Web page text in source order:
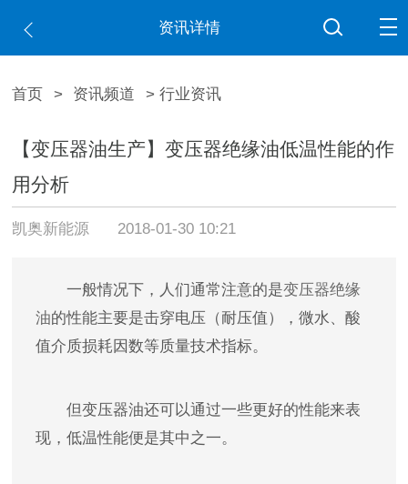
资讯详情
首页 > 资讯频道 > 行业资讯
【变压器油生产】变压器绝缘油低温性能的作
用分析
凯奥新能源 2018-01-30 10:21
一般情况下，人们通常注意的是变压器绝缘
油的性能主要是击穿电压（耐压值），微水、酸
值介质损耗因数等质量技术指标。
但变压器油还可以通过一些更好的性能来表
现，低温性能便是其中之一。